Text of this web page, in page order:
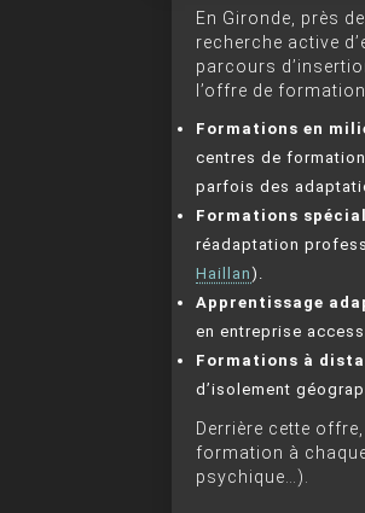
En Gironde, près
recherche active
parcours
l’offre de
Formations en
centres de
parfois des
Formations
réadaptation
Haillan).
Apprentissage
en entreprise
Formations à
d’isolement
Derrière cette
formation à
psychique…).